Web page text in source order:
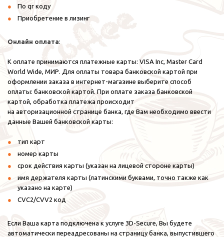
По qr коду
Приобретение в лизинг
Онлайн оплата:
К оплате принимаются платежные карты: VISA Inc, Master Card
World Wide, МИР. Для оплаты товара банковской картой при
оформлении заказа в интернет-магазине выберите способ
оплаты: банковской картой. При оплате заказа банковской
картой, обработка платежа происходит
на авторизационной странице банка, где Вам необходимо ввести
данные Вашей банковской карты:
тип карт
номер карты
срок действия карты (указан на лицевой стороне карты)
имя держателя карты (латинскими буквами, точно также как
указано на карте)
CVC2/CVV2 код
Если Ваша карта подключена к услуге 3D-Secure, Вы будете
автоматически переадресованы на страницу банка, выпустившего